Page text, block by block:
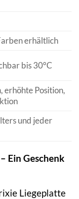
erhältlich
bis 30°C
erhöhte Position,
und jeder
Ein Geschenk
Liegeplatte